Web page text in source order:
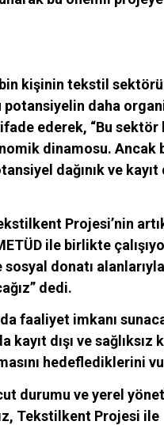
bin kişinin tekstil
potansiyelin daha
ederek, “Bu sektör
dinamosu. Ancak
dağınık ve kayıt
Projesi’nin
ile birlikte
donatı alanlarıyla
dedi.
faaliyet imkanı
dışı ve sağlıksız
hedeflediklerini
durumu ve yerel
Tekstilkent Projesi ile